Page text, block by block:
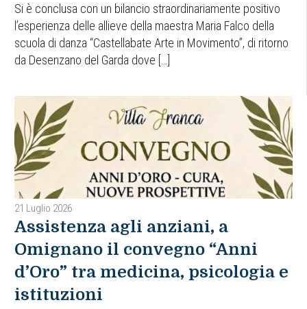
Si è conclusa con un bilancio straordinariamente positivo
l’esperienza delle allieve della maestra Maria Falco della
scuola di danza “Castellabate Arte in Movimento”, di ritorno
da Desenzano del Garda dove […]
21 Luglio 2026
​Assistenza agli anziani, a
Omignano il convegno “Anni
d’Oro” tra medicina, psicologia e
istituzioni